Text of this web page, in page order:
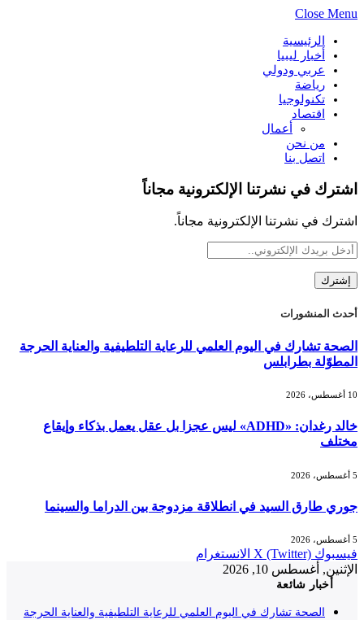
Close Menu
الرئيسية
أخبار ليبيا
عربي ودولي
رياضة
تكنولوجيا
اقتصاد
أعمال
من نحن
اتصل بنا
اشترك في نشرتنا الإلكترونية مجاناً
اشترك في نشرتنا الإلكترونية مجاناً.
أحدث المنشورات
الصحة تشارك في اليوم العلمي للرعاية التلطيفية والعناية الحرجة
المطوّلة بطرابلس
10 أغسطس، 2026
خالد رغدان: «ADHD» ليس عجزا بل عقل يعمل بذكاء وإيقاع
مختلف
جوري طارق السيد في انطلاقة مزدوجة بين الدراما والسينما
فيسبوك X (Twitter) الانستغرام
الإثنين, أغسطس 10, 2026
أخبار شائعة
الصحة تشارك في اليوم العلمي للرعاية التلطيفية والعناية الحرجة